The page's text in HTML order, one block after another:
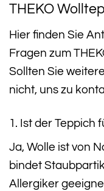
THEKO
Hier finden Sie
Fragen zum
Sollten Sie
nicht, uns zu
1. Ist der Teppich
Ja, Wolle ist von
bindet
Allergiker